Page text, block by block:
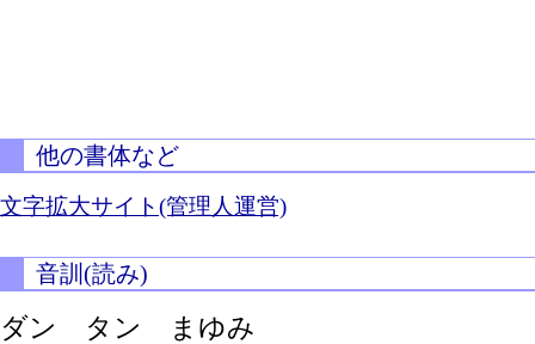
他の書体など
文字拡大サイト(管理人運営)
音訓(読み)
ダン タン まゆみ